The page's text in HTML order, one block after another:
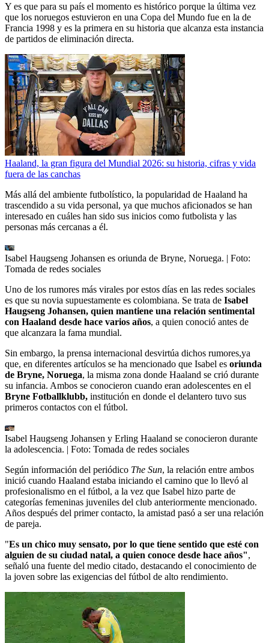
Y es que para su país el momento es histórico porque la última vez
que los noruegos estuvieron en una Copa del Mundo fue en la de
Francia 1998 y es la primera en su historia que alcanza esta instancia
de partidos de eliminación directa.
Haaland, la gran figura del Mundial 2026: su historia, cifras y vida
fuera de las canchas
Más allá del ambiente futbolístico, la popularidad de Haaland ha
trascendido a su vida personal, ya que muchos aficionados se han
interesado en cuáles han sido sus inicios como futbolista y las
personas más cercanas a él.
Isabel Haugseng Johansen es oriunda de Bryne, Noruega. | Foto:
Tomada de redes sociales
Uno de los rumores más virales por estos días en las redes sociales
es que su novia supuestamente es colombiana. Se trata de Isabel
Haugseng Johansen, quien mantiene una relación sentimental
con Haaland desde hace varios años, a quien conoció antes de
que alcanzara la fama mundial.
Sin embargo, la prensa internacional desvirtúa dichos rumores,ya
que, en diferentes artículos se ha mencionado que Isabel es oriunda
de Bryne, Noruega, la misma zona donde Haaland se crió durante
su infancia. Ambos se conocieron cuando eran adolescentes en el
Bryne Fotballklubb, institución en donde el delantero tuvo sus
primeros contactos con el fútbol.
Isabel Haugseng Johansen y Erling Haaland se conocieron durante
la adolescencia. | Foto: Tomada de redes sociales
Según información del periódico The Sun, la relación entre ambos
inició cuando Haaland estaba iniciando el camino que lo llevó al
profesionalismo en el fútbol, a la vez que Isabel hizo parte de
categorías femeninas juveniles del club anteriormente mencionado.
Años después del primer contacto, la amistad pasó a ser una relación
de pareja.
"Es un chico muy sensato, por lo que tiene sentido que esté con
alguien de su ciudad natal, a quien conoce desde hace años",
señaló una fuente del medio citado, destacando el conocimiento de
la joven sobre las exigencias del fútbol de alto rendimiento.